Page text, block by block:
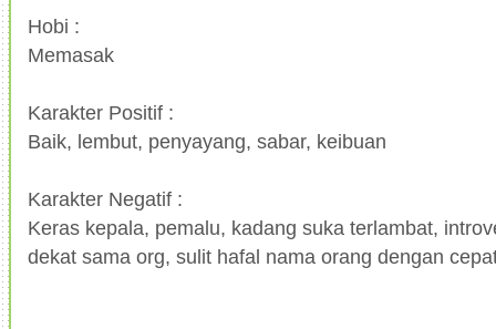
Hobi :
Memasak
Karakter Positif :
Baik, lembut, penyayang, sabar, keibuan
Karakter Negatif :
Keras kepala, pemalu, kadang suka terlambat,
dekat sama org, sulit hafal nama orang dengan